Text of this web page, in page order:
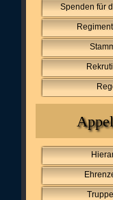
Spenden für